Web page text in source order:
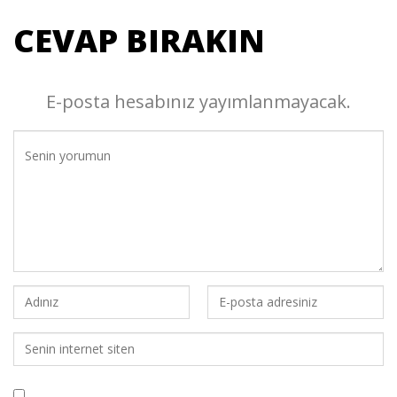
CEVAP BIRAKIN
E-posta hesabınız yayımlanmayacak.